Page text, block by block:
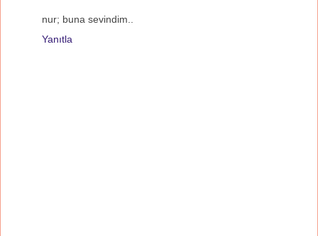
nur; buna sevindim..
Yanıtla